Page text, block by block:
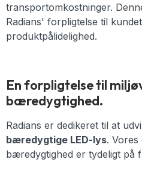
transportomkostninger.
Radians' forpligtelse til
produktpålidelighed.
En forpligtelse til
bæredygtighed.
Radians er dedikeret til at
bæredygtige LED-lys. Vores
bæredygtighed er tydeligt på